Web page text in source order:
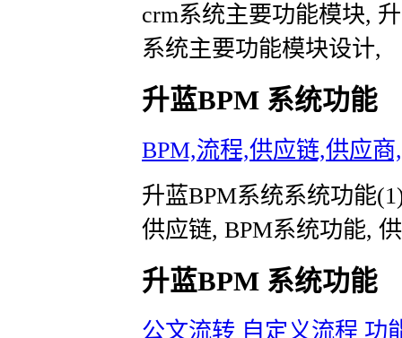
crm系统主要功能模块,
系统主要功能模块设计,
升蓝BPM 系统功能
BPM,流程,供应链,供应商
升蓝BPM系统系统功能
供应链, BPM系统功能,
升蓝BPM 系统功能
公文流转 自定义流程 功